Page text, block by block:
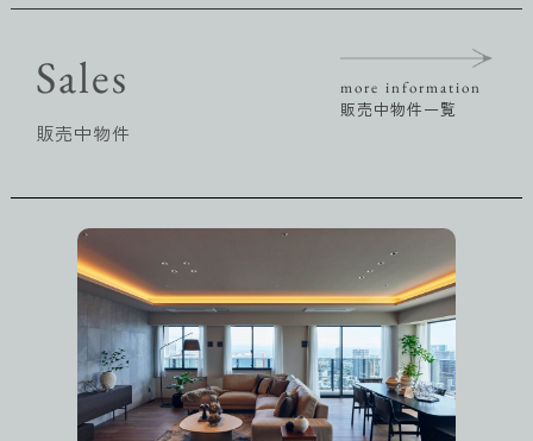
Sales
販売中物件
more information
販売中物件一覧